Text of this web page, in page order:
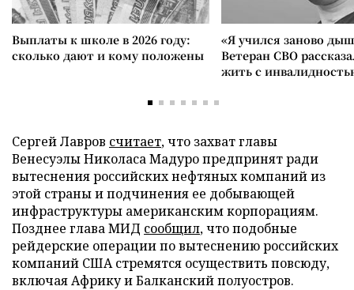
Выплаты к школе в 2026 году:
сколько дают и кому положены
«Я учился заново
Ветеран СВО
жить с
Сергей Лавров считает, что захват главы
Венесуэлы Николаса Мадуро предпринят ради
вытеснения российских нефтяных компаний из
этой страны и подчинения ее добывающей
инфраструктуры американским корпорациям.
Позднее глава МИД сообщил, что подобные
рейдерские операции по вытеснению российских
компаний США стремятся осуществить повсюду,
включая Африку и Балканский полуостров.